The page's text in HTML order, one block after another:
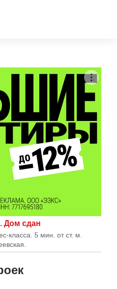
Дом сдан
класса. 5 мин. от ст. м.